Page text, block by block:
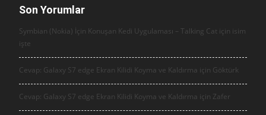
Son Yorumlar
Symbian (Nokia) İçin Konuşan Kedi Uygulaması – Talking Cat için isim
işte
Cevap: Galaxy S7 edge Ekran Kilidi Koyma ve Kaldırma için Göktürk
Cevap: Galaxy S7 edge Ekran Kilidi Koyma ve Kaldırma için Zafer